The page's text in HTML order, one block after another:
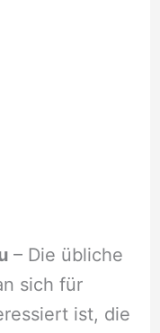
– Die übliche
sich für
ist, die